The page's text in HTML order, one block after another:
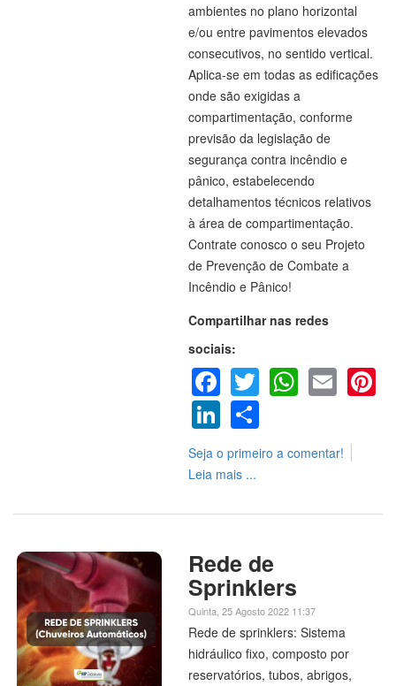
ambientes no plano horizontal
e/ou entre pavimentos elevados
consecutivos, no sentido vertical.
Aplica-se em todas as edificações
onde são exigidas a
compartimentação, conforme
previsão da legislação de
segurança contra incêndio e
pânico, estabelecendo
detalhamentos técnicos relativos
à área de compartimentação.
Contrate conosco o seu Projeto
de Prevenção de Combate a
Incêndio e Pânico!
Compartilhar nas redes
sociais:
Facebook
Twitter
LinkedIn
Share
Seja o primeiro a comentar!
Leia mais ...
Rede de
Sprinklers
Quinta, 25 Agosto 2022 11:37
Rede de sprinklers: Sistema
hidráulico fixo, composto por
reservatórios, tubos, abrigos,